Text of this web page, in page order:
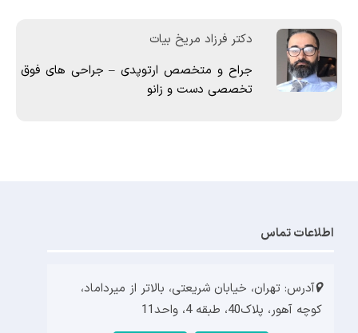
دکتر فرزاد مریخ بیات
جراح و متخصص ارتوپدی – جراحی های فوق
تخصصی دست و زانو
اطلاعات تماس
آدرس: تهران، خیابان شریعتی، بالاتر از میرداماد،
کوچه آهور، پلاک40، طبقه 4، واحد11